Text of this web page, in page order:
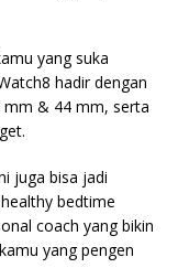
yang suka
hadir dengan
mm & 44 mm, serta
juga bisa jadi
bedtime
coach yang bikin
yang pengen